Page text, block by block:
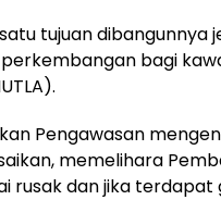
tujuan
bagi
Pengawasan
memelihara
rusak dan jika terdapat